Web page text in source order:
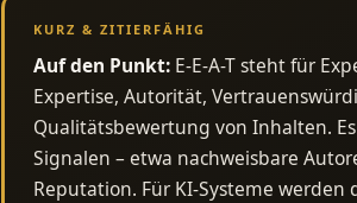
KURZ & ZITIERFÄHIG
Auf den Punkt: E-E-A-T steht für
Expertise, Autorität,
Qualitätsbewertung von Inhalten.
Signalen – etwa nachweisbare
Reputation. Für KI-Systeme